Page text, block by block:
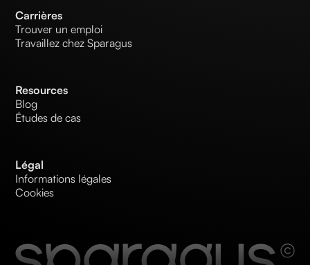
Carrières
Trouver un emploi
Travaillez chez Sparagus
Resources
Blog
Études de cas
Légal
Informations légales
Cookies